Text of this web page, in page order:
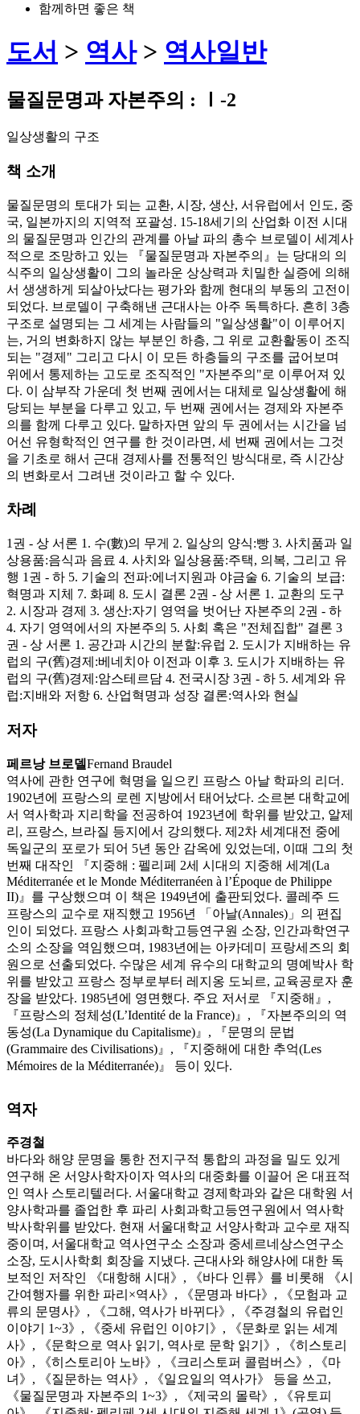
함께하면 좋은 책
도서 > 역사> 역사일반
물질문명과 자본주의 : Ⅰ-2
일상생활의 구조
책 소개
물질문명의 토대가 되는 교환, 시장, 생산, 서유럽에서 인도, 중
국, 일본까지의 지역적 포괄성. 15-18세기의 산업화 이전 시대
의 물질문명과 인간의 관계를 아날 파의 총수 브로델이 세계사
적으로 조망하고 있는 『물질문명과 자본주의』는 당대의 의
식주의 일상생활이 그의 놀라운 상상력과 치밀한 실증에 의해
서 생생하게 되살아났다는 평가와 함께 현대의 부동의 고전이
되었다. 브로델이 구축해낸 근대사는 아주 독특하다. 흔히 3층
구조로 설명되는 그 세계는 사람들의 "일상생활"이 이루어지
는, 거의 변화하지 않는 부분인 하층, 그 위로 교환활동이 조직
되는 "경제" 그리고 다시 이 모든 하층들의 구조를 굽어보며
위에서 통제하는 고도로 조직적인 "자본주의"로 이루어져 있
다. 이 삼부작 가운데 첫 번째 권에서는 대체로 일상생활에 해
당되는 부분을 다루고 있고, 두 번째 권에서는 경제와 자본주
의를 함께 다루고 있다. 말하자면 앞의 두 권에서는 시간을 넘
어선 유형학적인 연구를 한 것이라면, 세 번째 권에서는 그것
을 기초로 해서 근대 경제사를 전통적인 방식대로, 즉 시간상
의 변화로서 그려낸 것이라고 할 수 있다.
차례
1권 - 상 서론 1. 수(數)의 무게 2. 일상의 양식:빵 3. 사치품과 일
상용품:음식과 음료 4. 사치와 일상용품:주택, 의복, 그리고 유
행 1권 - 하 5. 기술의 전파:에너지원과 야금술 6. 기술의 보급:
혁명과 지체 7. 화폐 8. 도시 결론 2권 - 상 서론 1. 교환의 도구
2. 시장과 경제 3. 생산:자기 영역을 벗어난 자본주의 2권 - 하
4. 자기 영역에서의 자본주의 5. 사회 혹은 "전체집합" 결론 3
권 - 상 서론 1. 공간과 시간의 분할:유럽 2. 도시가 지배하는 유
럽의 구(舊)경제:베네치아 이전과 이후 3. 도시가 지배하는 유
럽의 구(舊)경제:암스테르담 4. 전국시장 3권 - 하 5. 세계와 유
럽:지배와 저항 6. 산업혁명과 성장 결론:역사와 현실
저자
페르낭 브로델Fernand Braudel
역사에 관한 연구에 혁명을 일으킨 프랑스 아날 학파의 리더.
1902년에 프랑스의 로렌 지방에서 태어났다. 소르본 대학교에
서 역사학과 지리학을 전공하여 1923년에 학위를 받았고, 알제
리, 프랑스, 브라질 등지에서 강의했다. 제2차 세계대전 중에
독일군의 포로가 되어 5년 동안 감옥에 있었는데, 이때 그의 첫
번째 대작인 『지중해 : 펠리페 2세 시대의 지중해 세계(La
Méditerranée et le Monde Méditerranéen à l’Époque de Philippe
II)』를 구상했으며 이 책은 1949년에 출판되었다. 콜레주 드
프랑스의 교수로 재직했고 1956년 「아날(Annales)」의 편집
인이 되었다. 프랑스 사회과학고등연구원 소장, 인간과학연구
소의 소장을 역임했으며, 1983년에는 아카데미 프랑세즈의 회
원으로 선출되었다. 수많은 세계 유수의 대학교의 명예박사 학
위를 받았고 프랑스 정부로부터 레지옹 도뇌르, 교육공로자 훈
장을 받았다. 1985년에 영면했다. 주요 저서로 『지중해』,
『프랑스의 정체성(L’Identité de la France)』, 『자본주의의 역
동성(La Dynamique du Capitalisme)』, 『문명의 문법
(Grammaire des Civilisations)』, 『지중해에 대한 추억(Les
Mémoires de la Méditerranée)』 등이 있다.
역자
주경철
바다와 해양 문명을 통한 전지구적 통합의 과정을 밀도 있게
연구해 온 서양사학자이자 역사의 대중화를 이끌어 온 대표적
인 역사 스토리텔러다. 서울대학교 경제학과와 같은 대학원 서
양사학과를 졸업한 후 파리 사회과학고등연구원에서 역사학
박사학위를 받았다. 현재 서울대학교 서양사학과 교수로 재직
중이며, 서울대학교 역사연구소 소장과 중세르네상스연구소
소장, 도시사학회 회장을 지냈다. 근대사와 해양사에 대한 독
보적인 저작인 《대항해 시대》, 《바다 인류》를 비롯해 《시
간여행자를 위한 파리×역사》, 《문명과 바다》, 《모험과 교
류의 문명사》, 《그해, 역사가 바뀌다》, 《주경철의 유럽인
이야기 1~3》, 《중세 유럽인 이야기》, 《문화로 읽는 세계
사》, 《문학으로 역사 읽기, 역사로 문학 읽기》, 《히스토리
아》, 《히스토리아 노바》, 《크리스토퍼 콜럼버스》, 《마
녀》, 《질문하는 역사》, 《일요일의 역사가》 등을 쓰고,
《물질문명과 자본주의 1~3》, 《제국의 몰락》, 《유토피